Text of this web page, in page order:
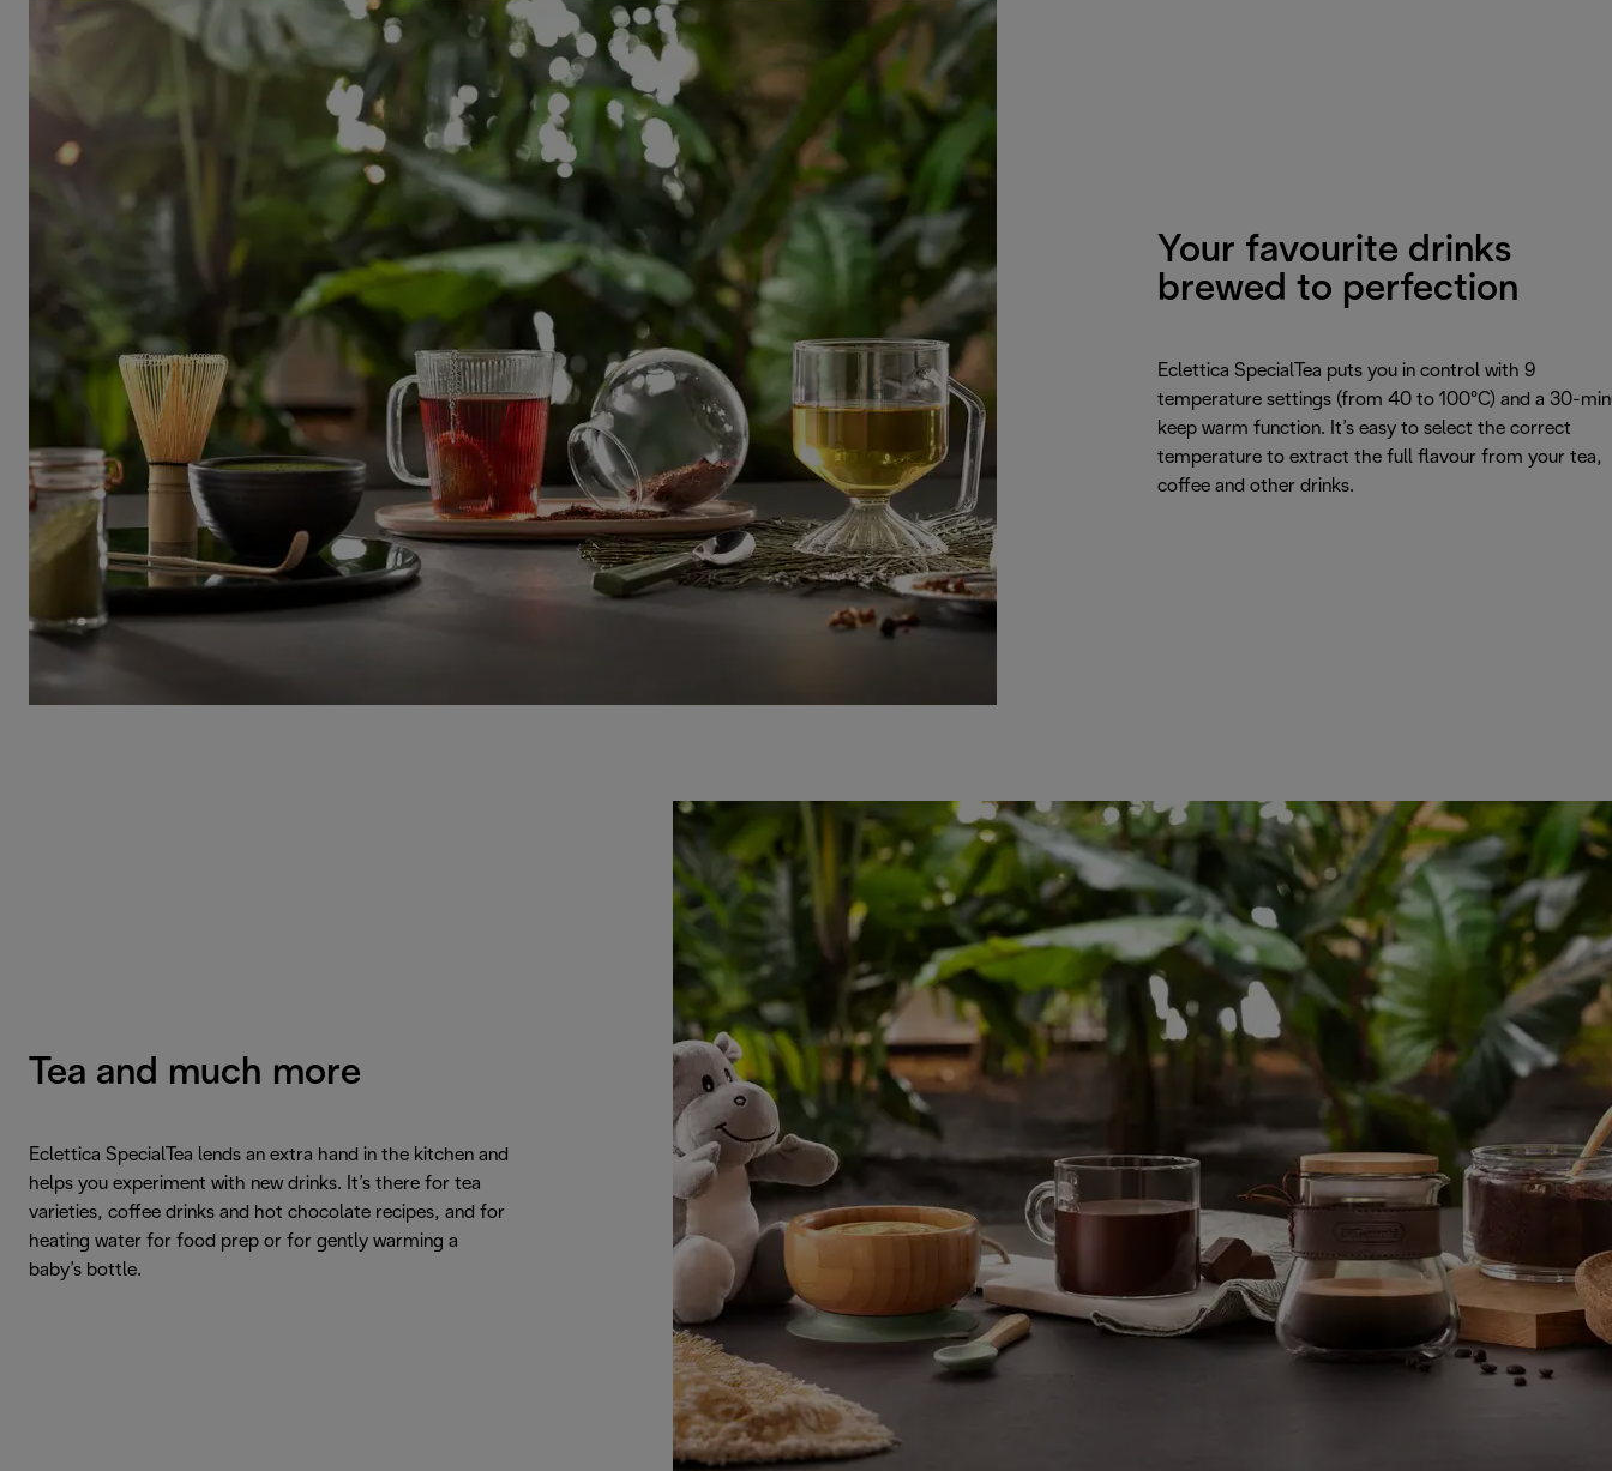
Your favourite drinks
brewed to perfection
Eclettica SpecialTea puts you in control with 9
temperature settings (from 40 to 100°C) and a 30-
keep warm function. It’s easy to select the correct
temperature to extract the full flavour from your tea,
coffee and other drinks.
Tea and much more
Eclettica SpecialTea lends an extra hand in the kitchen and
helps you experiment with new drinks. It’s there for tea
varieties, coffee drinks and hot chocolate recipes, and for
heating water for food prep or for gently warming a
baby’s bottle.